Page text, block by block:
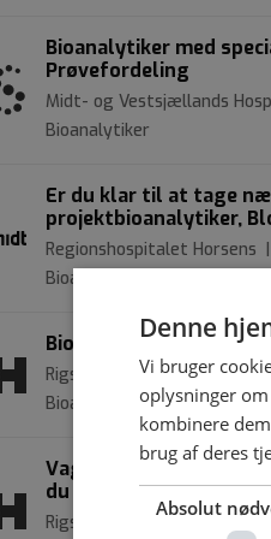
Bioanalytiker med
Prøvefordeling
Midt- og Vestsjællands
Bioanalytiker
Er du klar til at tage
projektbioanalytiker,
Regionshospitalet Horsens
Bioanalytiker
Bioanalytiker til
Rigshospitalet,
Bioanalytiker
Vagtgående
du til gavn og
Rigshospitalet,
Denne
Vi bruger
oplysninger
kombinere
brug af deres
Absolut